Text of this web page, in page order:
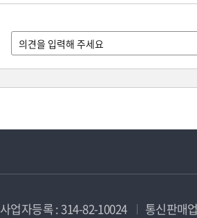
사업자등록 : 314-82-10024
통신판매